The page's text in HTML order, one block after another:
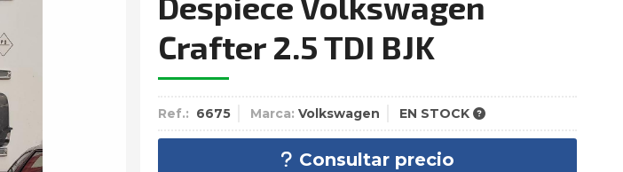
Crafter 2.5 TDI BJK
Ref.: 6675 Marca: Volkswagen EN STOCK
Consultar precio